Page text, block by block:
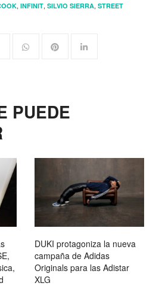
, INFINIT, SILVIO SIERRA, STREET
PUEDE
DUKI protagoniza la nueva
campaña de Adidas
Originals para las Adistar
XLG